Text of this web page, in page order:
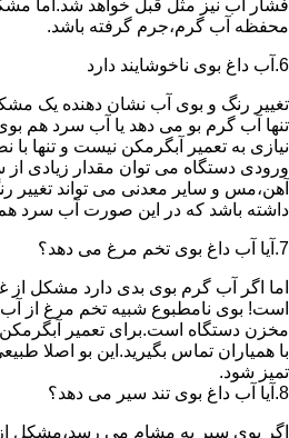
فشار آب نیز مثل قبل خواهد شد.اما
محفظه آب گرم،جرم گرفته باشد.
6.آب داغ بوی ناخوشایند دارد
تغییر رنگ و بوی آب نشان دهنده یک
تنها آب گرم بو می دهد یا آب سرد هم
نیازی به تعمیر آبگرمکن نیست و تنها
ورودی دستگاه می توان مقدار زیادی
آهن،مس و سایر معدنی می تواند تغییر
داشته باشد که در این صورت آب سرد
7.آیا آب داغ بوی تخم مرغ می دهد؟
اما اگر آب گرم بوی بدی دارد مشکل از
است! بوی نامطبوع شبیه تخم مرغ از آب
مخزن دستگاه است.برای تعمیر
با همیاران تماس بگیرید.این بو اصلا
تمیز شود.
8.آیا آب داغ بوی تند سیر می دهد؟
اگر بوی سیر به مشام می رسد،مشکل